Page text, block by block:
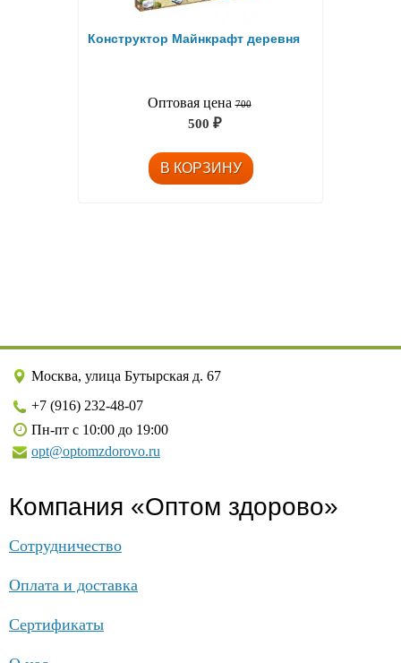
Конструктор Майнкрафт деревня
Оптовая цена 700
500 ₽
Москва, улица Бутырская д. 67
+7 (916) 232-48-07
Пн-пт с 10:00 до 19:00
opt@optomzdorovo.ru
Компания «Оптом здорово»
Сотрудничество
Оплата и доставка
Сертификаты